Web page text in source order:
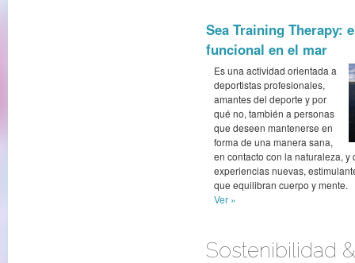
Sea Training Therapy:
funcional en el mar
Es una actividad orientada a
deportistas profesionales,
amantes del deporte y por
qué no, también a personas
que deseen mantenerse en
forma de una manera sana,
en contacto con la naturaleza, y
experiencias nuevas,
que equilibran cuerpo y mente.
Ver »
Sostenibilidad